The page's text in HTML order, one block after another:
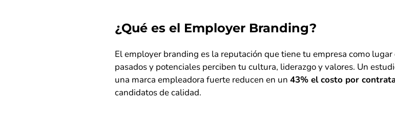
¿Qué es el Employer Branding?
El employer branding es la reputación que tiene tu empresa como
pasados y potenciales perciben tu cultura, liderazgo y valores. Un
una marca empleadora fuerte reducen en un 43% el costo por
candidatos de calidad.